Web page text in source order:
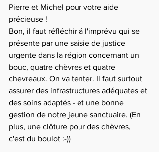
Pierre et Michel pour votre aide
précieuse !
Bon, il faut réfléchir á l'imprévu qui se
présente par une saisie de justice
urgente dans la région concernant un
bouc, quatre chèvres et quatre
chevreaux. On va tenter. Il faut surtout
assurer des infrastructures adéquates et
des soins adaptés - et une bonne
gestion de notre jeune sanctuaire. (En
plus, une clôture pour des chèvres,
c'est du boulot :-))